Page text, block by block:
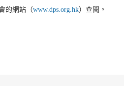
的網站（www.dps.org.hk）查閱。